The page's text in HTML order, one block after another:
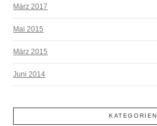
März 2017
Mai 2015
März 2015
Juni 2014
KATEGORIEN